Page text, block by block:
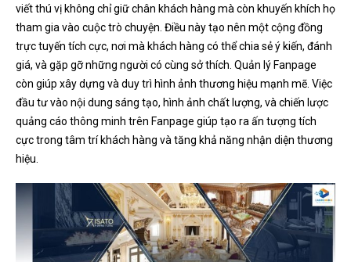
viết thú vị không chỉ giữ chân khách hàng mà còn khuyến khích họ
tham gia vào cuộc trò chuyện. Điều này tạo nên một cộng đồng
trực tuyến tích cực, nơi mà khách hàng có thể chia sẻ ý kiến, đánh
giá, và gặp gỡ những người có cùng sở thích. Quản lý Fanpage
còn giúp xây dựng và duy trì hình ảnh thương hiệu mạnh mẽ. Việc
đầu tư vào nội dung sáng tạo, hình ảnh chất lượng, và chiến lược
quảng cáo thông minh trên Fanpage giúp tạo ra ấn tượng tích
cực trong tâm trí khách hàng và tăng khả năng nhận diện thương
hiệu.